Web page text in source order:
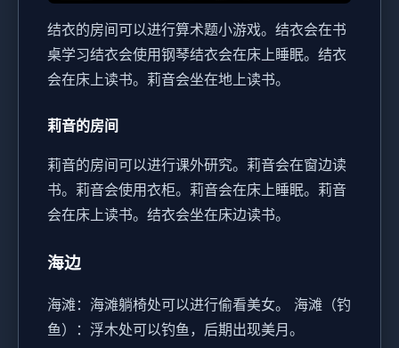
结衣的房间可以进行算术题小游戏。 结衣会在书
桌学习结衣会使用钢琴结衣会在床上睡眠。 结衣
会在床上读书。 莉音会坐在地上读书。
莉音的房间
莉音的房间可以进行课外研究。 莉音会在窗边读
书。 莉音会使用衣柜。 莉音会在床上睡眠。 莉音
会在床上读书。 结衣会坐在床边读书。
海边
海滩：海滩躺椅处可以进行偷看美女。
海滩（钓
鱼）：浮木处可以钓鱼，后期出现美月。